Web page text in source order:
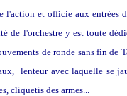
l'action et officie aux entrées
de l'orchestre y est toute
de ronde sans fin de
lenteur avec laquelle se
cliquetis des armes...